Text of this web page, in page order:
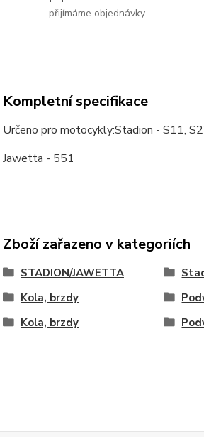
přijímáme objednávky
Kompletní specifikace
Určeno pro motocykly:Stadion - S11,
Jawetta - 551
Zboží zařazeno v kategoriích
STADION/JAWETTA
Kola, brzdy
Kola, brzdy